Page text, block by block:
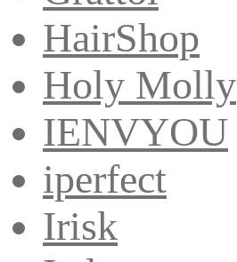
HairShop
Holy Molly
IENVYOU
iperfect
Irisk